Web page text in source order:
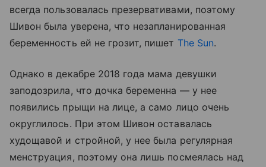
всегда пользовалась презервативами, поэтому
Шивон была уверена, что незапланированная
беременность ей не грозит, пишет The Sun.
Однако в декабре 2018 года мама девушки
заподозрила, что дочка беременна — у нее
появились прыщи на лице, а само лицо очень
округлилось. При этом Шивон оставалась
худощавой и стройной, у нее была регулярная
менструация, поэтому она лишь посмеялась над